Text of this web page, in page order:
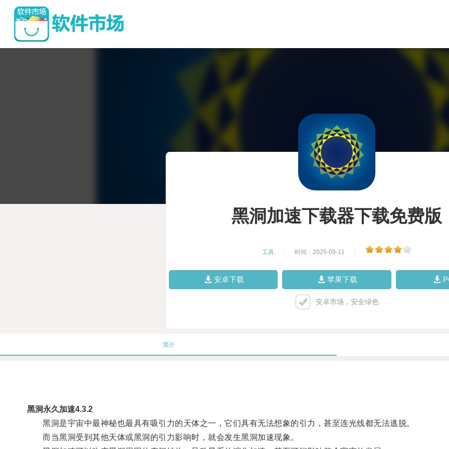
黑洞加速下载器下载免费版
工具 时间：2025-09-11
安卓下载 苹果下载
安卓市场，安全绿色
简介
黑洞永久加速4.3.2
黑洞是宇宙中最神秘也最具有吸引力的天体之一，它们具有无法想象的引力，甚至连光线都无法逃脱。
而当黑洞受到其他天体或黑洞的引力影响时，就会发生黑洞加速现象。